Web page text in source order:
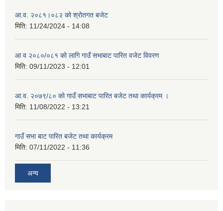
आ.व. २०८१।०८२ को श्रोतगत बजेट
मिति: 11/24/2024 - 14:08
आ व २०८०/०८१ को लागि गाउँ सभाबाट पारित वजेट विवरण
मिति: 09/11/2023 - 12:01
आ.व. २०७९/८० को गाउँ सभाबाट पारित बजेट तथा कार्यक्रम ।
मिति: 11/08/2022 - 13:21
गाउँ सभा बाट पारित बजेट तथा कार्यक्रम
मिति: 07/11/2022 - 11:36
अन्य